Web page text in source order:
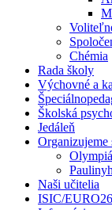
Chémia
Rada školy
Výchovné a
Školská
Jedáleň
Organizujeme
Naši učitelia
ISIC/EURO26